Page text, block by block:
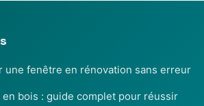
une fenêtre en rénovation sans erreur
en bois : guide complet pour réussir